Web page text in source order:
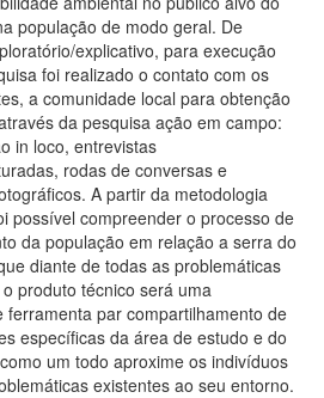
população de modo geral. De
explicativo, para execução
foi realizado o contato com os
a comunidade local para obtenção
da pesquisa ação em campo:
in loco, entrevistas
rodas de conversas e
A partir da metodologia
possível compreender o processo de
da população em relação a serra do
diante de todas as problemáticas
produto técnico será uma
ferramenta par compartilhamento de
específicas da área de estudo e do
um todo aproxime os indivíduos
existentes ao seu entorno.